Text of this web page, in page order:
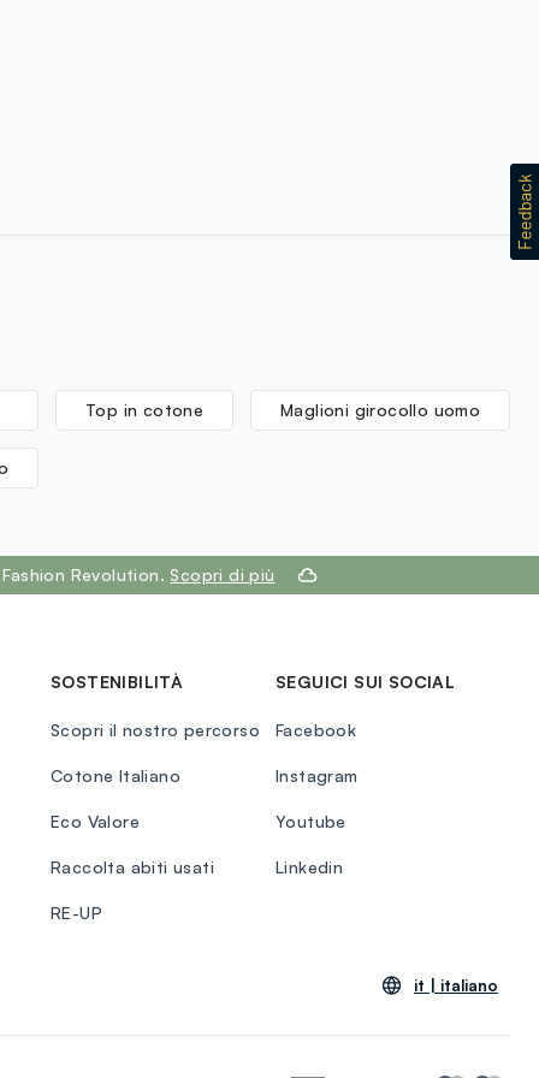
Top in cotone Maglioni girocollo uomo
Revolution. Scopri di più
SOSTENIBILITÀ
Scopri il nostro percorso
Cotone Italiano
Eco Valore
Raccolta abiti usati
RE-UP
SEGUICI SUI SOCIAL
Facebook
Instagram
Youtube
Linkedin
it | italiano